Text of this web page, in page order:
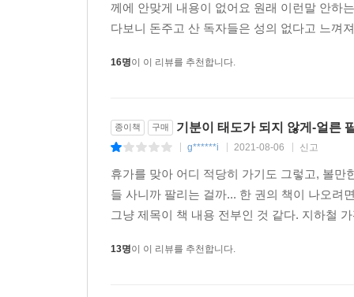
께에 안맞게 내용이 없어요 원래 이런말 안하
다보니 돈주고 산 독자들은 성의 없다고 느껴
16명이 이 리뷰를 추천합니다.
종이책 구매 기분이 태도가 되지 않게-얼른
g******i 2021-08-06 신고
휴가를 맞아 어디 적당히 가기도 그렇고, 볼
들 사니까 팔리는 걸까... 한 권의 책이 나오려
그냥 제목이 책 내용 전부인 것 같다. 지하철
13명이 이 리뷰를 추천합니다.